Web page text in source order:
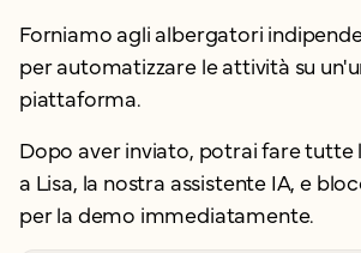
Forniamo agli albergatori
per automatizzare le attività su
piattaforma.
Dopo aver inviato, potrai fare tutte
a Lisa, la nostra assistente IA, e
per la demo immediatamente.